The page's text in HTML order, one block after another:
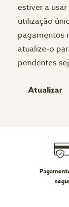
estiver a
utilização
pagamentos
atualize-o
pendentes
Atualizar